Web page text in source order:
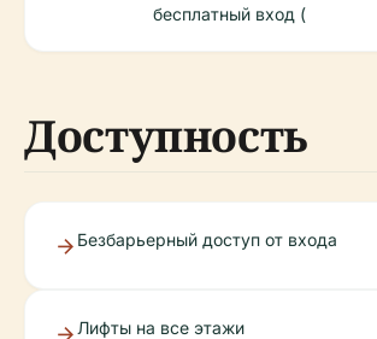
бесплатный вход (
Доступность
Безбарьерный доступ от входа
Лифты на все этажи